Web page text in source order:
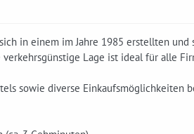
in einem im Jahre 1985 erstellten
verkehrsgünstige Lage ist ideal für alle
sowie diverse